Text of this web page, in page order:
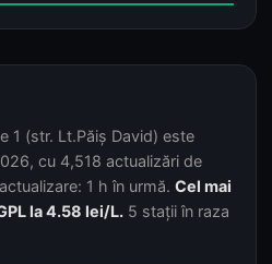
1 (str. Lt.Păiș David) este
cu 4,518 actualizări de
1 h în urmă. Cel mai
la 4.58 lei/L. 5 stații în raza